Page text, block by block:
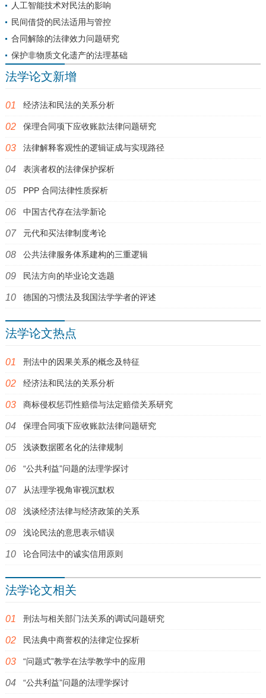
人工智能技术对民法的影响
民间借贷的民法适用与管控
合同解除的法律效力问题研究
保护非物质文化遗产的法理基础
法学论文新增
经济法和民法的关系分析
保理合同项下应收账款法律问题研究
法律解释客观性的逻辑证成与实现路径
表演者权的法律保护探析
PPP 合同法律性质探析
中国古代存在法学新论
元代和买法律制度考论
公共法律服务体系建构的三重逻辑
民法方向的毕业论文选题
德国的习惯法及我国法学学者的评述
法学论文热点
刑法中的因果关系的概念及特征
经济法和民法的关系分析
商标侵权惩罚性赔偿与法定赔偿关系研究
保理合同项下应收账款法律问题研究
浅谈数据匿名化的法律规制
“公共利益”问题的法理学探讨
从法理学视角审视沉默权
浅谈经济法律与经济政策的关系
浅论民法的意思表示错误
论合同法中的诚实信用原则
法学论文相关
刑法与相关部门法关系的调试问题研究
民法典中商誉权的法律定位探析
“问题式”教学在法学教学中的应用
“公共利益”问题的法理学探讨